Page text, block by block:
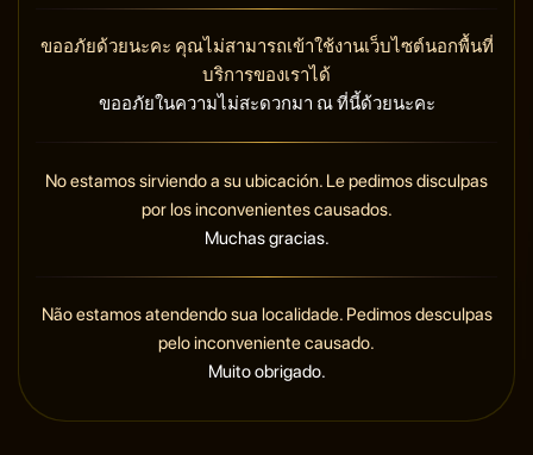
ขออภัยด้วยนะคะ คุณไม่สามารถเข้าใช้งานเว็บไซต์นอกพื้นที่
บริการของเราได้
ขออภัยในความไม่สะดวกมา ณ ที่นี้ด้วยนะคะ
No estamos sirviendo a su ubicación. Le pedimos disculpas
por los inconvenientes causados.
Muchas gracias.
Não estamos atendendo sua localidade. Pedimos desculpas
pelo inconveniente causado.
Muito obrigado.